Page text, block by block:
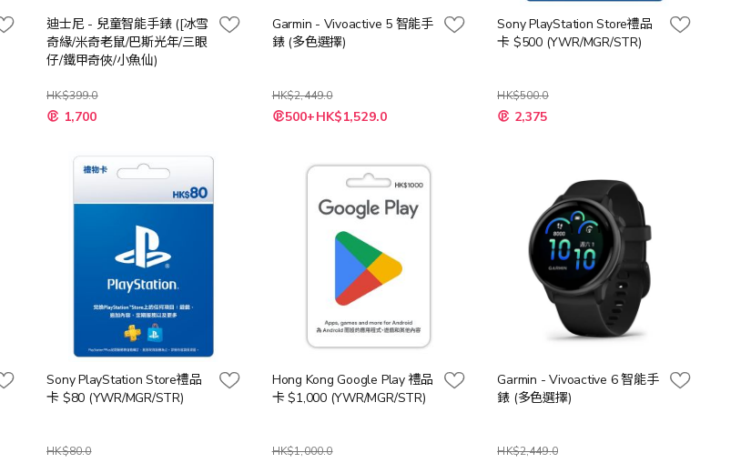
迪士尼 - 兒童智能手錶 ([冰雪
奇緣/米奇老鼠/巴斯光年/三眼
仔/鐵甲奇俠/小魚仙)
HK$399.0
1,700
Garmin - Vivoactive 5 智能手
錶 (多色選擇)
HK$2,449.0
500+HK$1,529.0
Sony PlayStation Store禮品
卡 $500 (YWR/MGR/STR)
HK$500.0
2,375
Sony PlayStation Store禮品
卡 $80 (YWR/MGR/STR)
HK$80.0
Hong Kong Google Play 禮品
卡 $1,000 (YWR/MGR/STR)
HK$1,000.0
Garmin - Vivoactive 6 智能手
錶 (多色選擇)
HK$2,449.0